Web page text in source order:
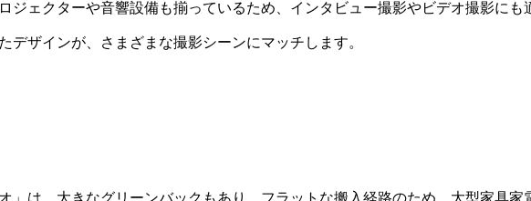
ジェクターや音響設備も揃っているため、インタビュー撮影やビデオ撮影にも
デザインが、さまざまな撮影シーンにマッチします。
」は、大きなグリーンバックもあり、フラットな搬入経路のため、大型家具家